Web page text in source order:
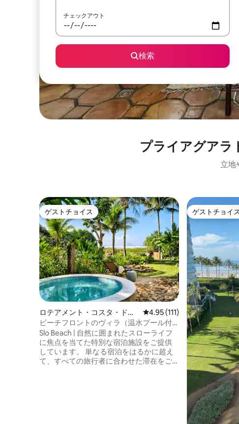
チェックアウト
検索
プライアグアラ
立地
ゲストチョイス
ゲストチョイス
ロテアメント・コスタ・ド・
ソルの一軒家
レビュー111件、5つ星中
4.95 (111)
ビーチフロントのヴィラ（温水プール付
き）| スロービーチ
Slo Beach | 自然に囲まれたスローライフ
に焦点を当てた特別な宿泊施設をご提供
しています。 単なる宿泊をはるかに超え
て、すべての旅行者に合わせた滞在をご
ゲストチョイス
ゲストチョイス